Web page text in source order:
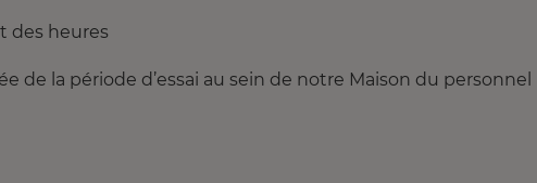
des heures
la période d’essai au sein de notre Maison du personnel